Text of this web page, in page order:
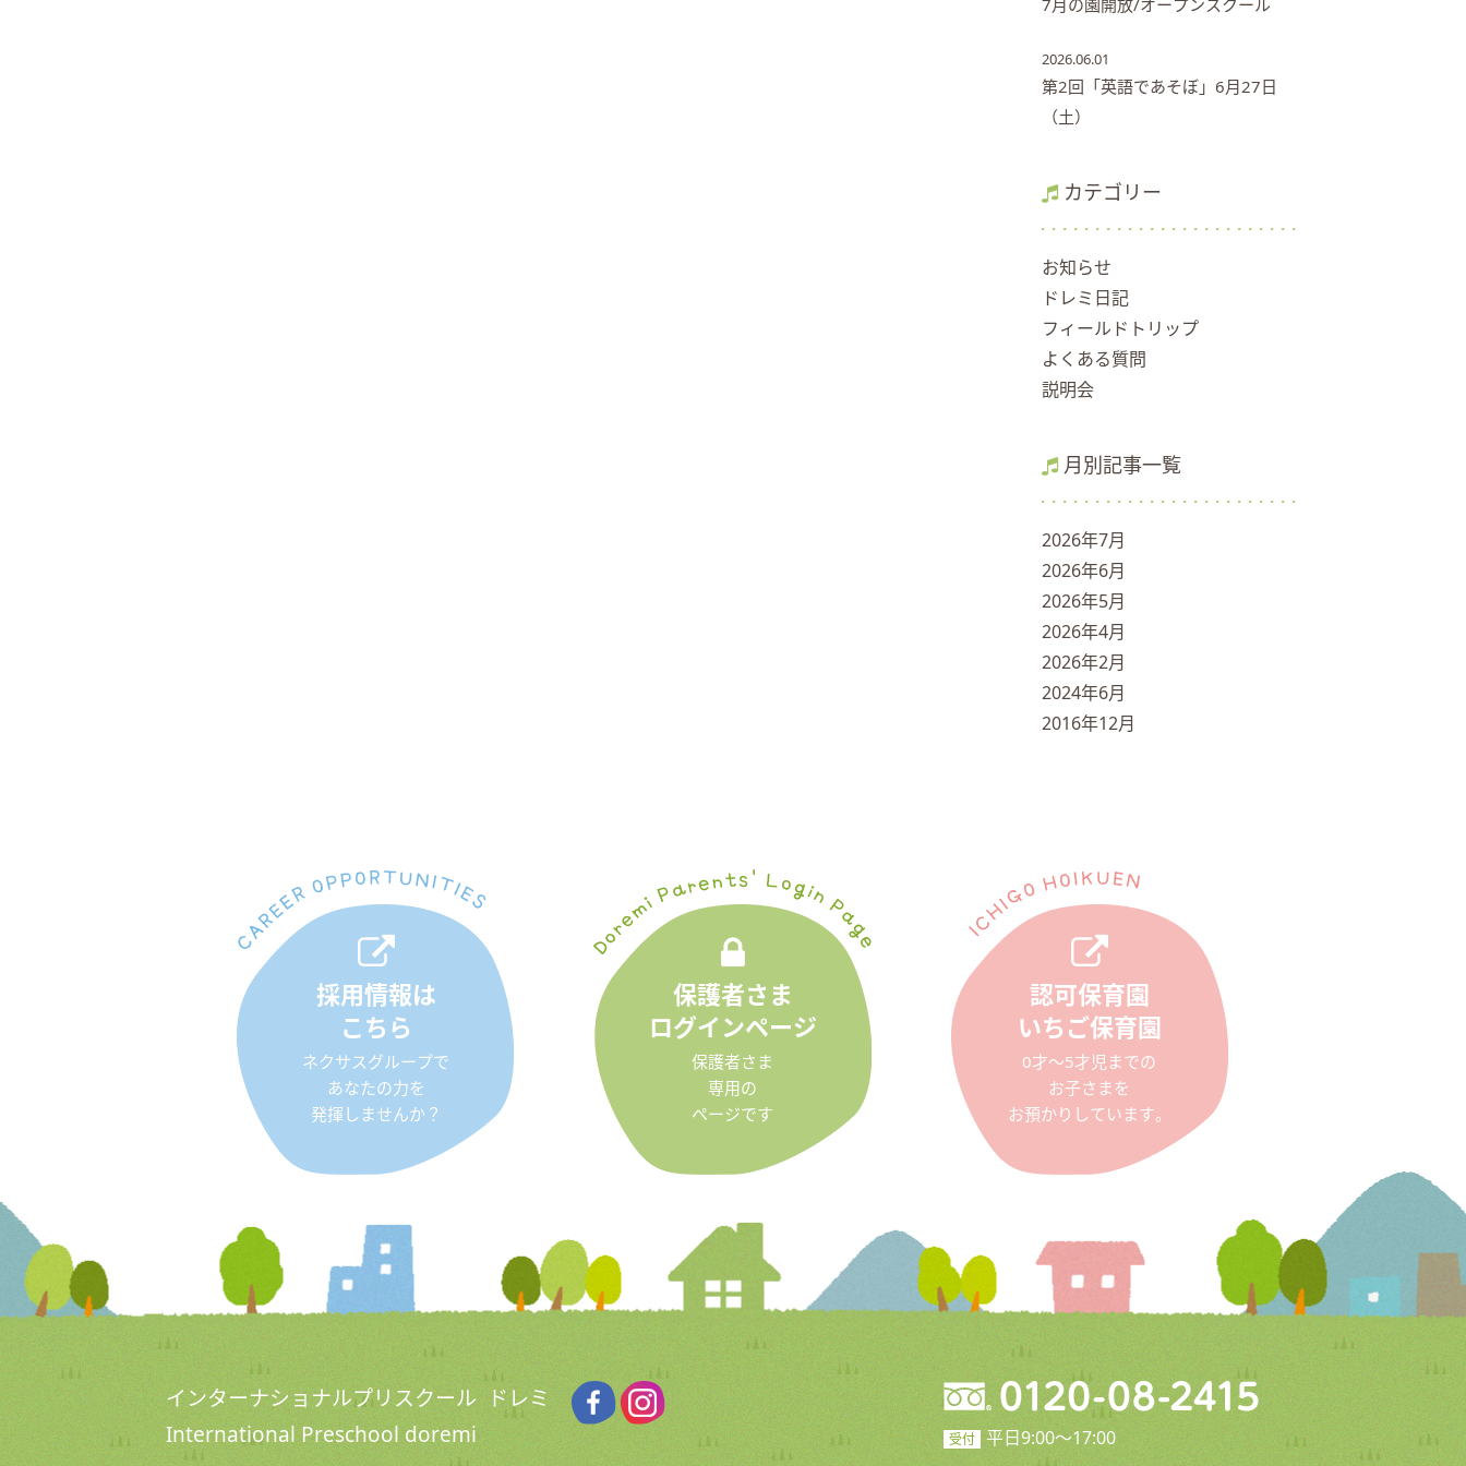
7月の園開放/オープンスクール
2026.06.01
第2回「英語であそぼ」6月27日
（土）
カテゴリー
お知らせ
ドレミ日記
フィールドトリップ
よくある質問
説明会
月別記事一覧
2026年7月
2026年6月
2026年5月
2026年4月
2026年2月
2024年6月
2016年12月
採用情報は
こちら
ネクサスグループで
あなたの力を
発揮しませんか？
保護者さま
ログインページ
保護者さま
専用の
ページです
認可保育園
いちご保育園
0才〜5才児までの
お子さまを
お預かりしています。
インターナショナルプリスクール ドレミ
International Preschool doremi
受付 平日9:00〜17:00